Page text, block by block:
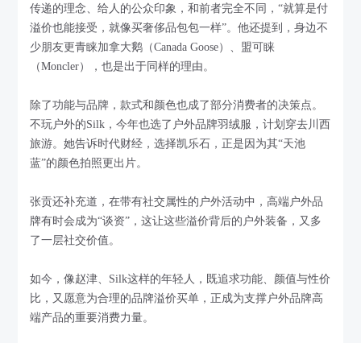
传递的理念、给人的公众印象，和前者完全不同，“就算是付
溢价也能接受，就像买奢侈品包包一样”。他还提到，身边不
少朋友更青睐加拿大鹅（Canada Goose）、盟可睐
（Moncler），也是出于同样的理由。
除了功能与品牌，款式和颜色也成了部分消费者的决策点。
不玩户外的Silk，今年也选了户外品牌羽绒服，计划穿去川西
旅游。她告诉时代财经，选择凯乐石，正是因为其“天池
蓝”的颜色拍照更出片。
张贡还补充道，在带有社交属性的户外活动中，高端户外品
牌有时会成为“谈资”，这让这些溢价背后的户外装备，又多
了一层社交价值。
如今，像赵津、Silk这样的年轻人，既追求功能、颜值与性价
比，又愿意为合理的品牌溢价买单，正成为支撑户外品牌高
端产品的重要消费力量。